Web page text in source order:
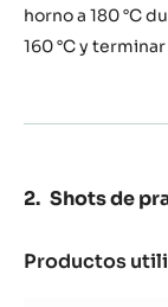
horno a 180 °C
160 °C y
Shots de
Productos